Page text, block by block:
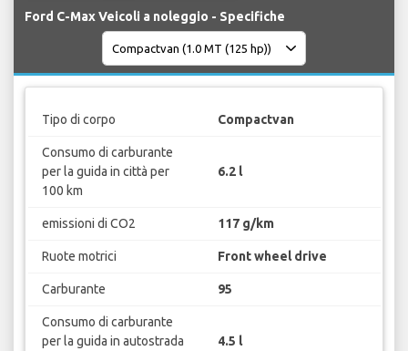
Ford C-Max Veicoli a noleggio - Specifiche
Tipo di corpo Compactvan
Consumo di carburante
per la guida in città per
100 km
6.2 l
emissioni di CO2 117 g/km
Ruote motrici Front wheel drive
Carburante 95
Consumo di carburante
per la guida in autostrada
4.5 l